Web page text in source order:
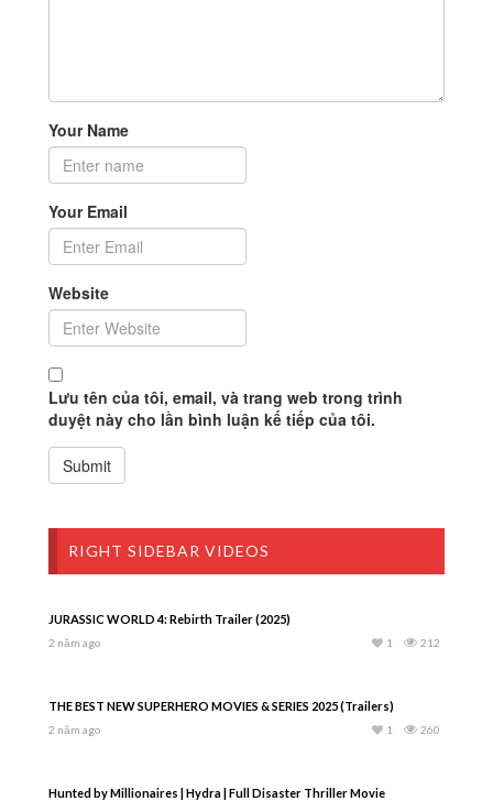
Your Name
Your Email
Website
Lưu tên của tôi, email, và trang web trong trình
duyệt này cho lần bình luận kế tiếp của tôi.
RIGHT SIDEBAR VIDEOS
JURASSIC WORLD 4: Rebirth Trailer (2025)
2 năm ago 212
1
THE BEST NEW SUPERHERO MOVIES & SERIES 2025 (Trailers)
2 năm ago 260
1
Hunted by Millionaires | Hydra | Full Disaster Thriller Movie